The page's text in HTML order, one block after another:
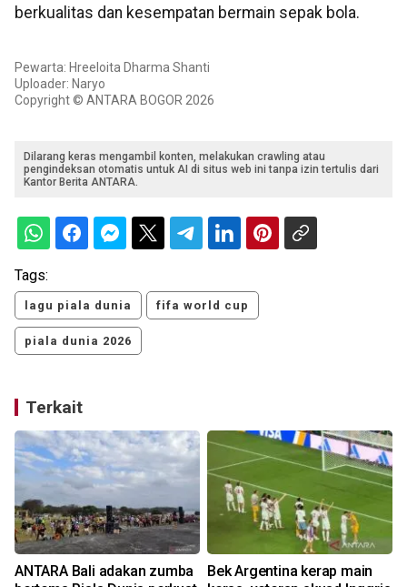
berkualitas dan kesempatan bermain sepak bola.
Pewarta: Hreeloita Dharma Shanti
Uploader: Naryo
Copyright © ANTARA BOGOR 2026
Dilarang keras mengambil konten, melakukan crawling atau
pengindeksan otomatis untuk AI di situs web ini tanpa izin tertulis dari
Kantor Berita ANTARA.
Tags:
lagu piala dunia fifa world cup
piala dunia 2026
Terkait
ANTARA Bali adakan zumba
Bek Argentina kerap main